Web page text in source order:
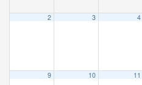
2 3 4
9 10 11